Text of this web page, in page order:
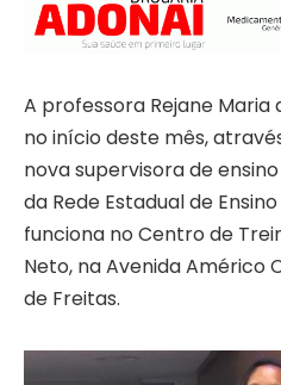
A professora Rejane Maria
no início deste mês,
nova supervisora de
da Rede Estadual de
funciona no Centro de
Neto, na Avenida Américo
de Freitas.